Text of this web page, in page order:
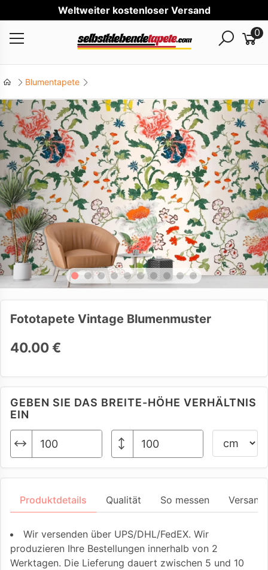
Welt
0
Blumentapete
Fototapete Vintage Blumenmuster
40.00 €
GEBEN SIE DAS BREITE-HÖHE VERHÄLTNIS
EIN
Produktdetails Qualität So messen
Wir versenden über UPS/DHL/FedEX. Wir
produzieren Ihre Bestellungen innerhalb von 2
Werktagen. Die Lieferung dauert zwischen 5 und 10